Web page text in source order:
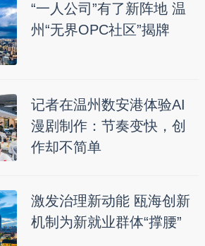
“一人公司”有了新阵地 温
州“无界OPC社区”揭牌
记者在温州数安港体验AI
漫剧制作：节奏变快，创
作却不简单
激发治理新动能 瓯海创新
机制为新就业群体“撑腰”